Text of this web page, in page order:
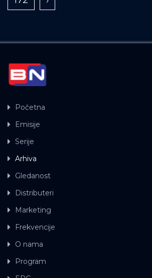
Početna
Emisije
Serije
Arhiva
Gledanost
Distributeri
Marketing
Frekvencije
O nama
Program